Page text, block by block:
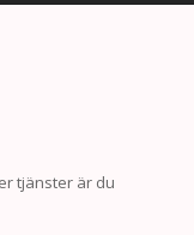
tjänster är du